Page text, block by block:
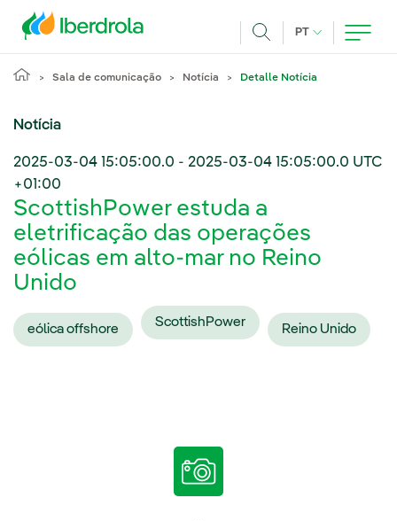
PT IDIOMA ATUAL,
Sala de comunicação Notícia Detalle Notícia
Notícia
2025-03-04 15:05:00.0 - 2025-03-04 15:05:00.0 UTC
+01:00
ScottishPower estuda a
eletrificação das operações
eólicas em alto-mar no Reino
Unido
eólica offshore ScottishPower Reino Unido